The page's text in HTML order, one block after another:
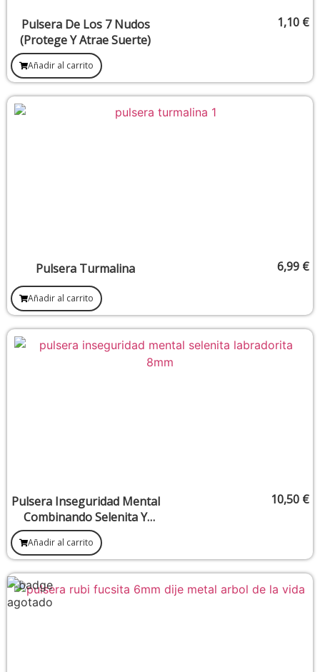
Pulsera De Los 7 Nudos
(Protege Y Atrae Suerte)
1,10 €
Añadir al carrito
Pulsera Turmalina 6,99 €
Añadir al carrito
Pulsera Inseguridad Mental
Combinando Selenita Y
Labradorita 8 mm
10,50 €
Añadir al carrito